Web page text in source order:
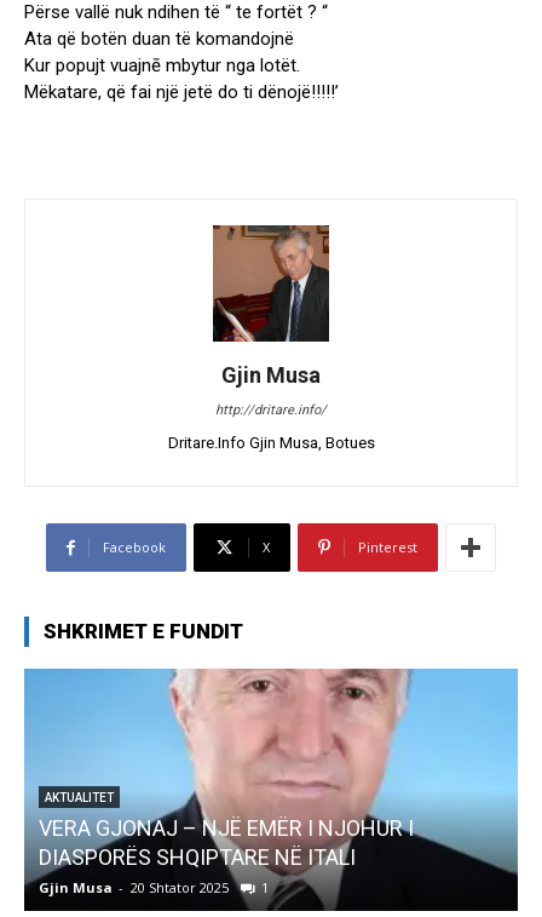
Përse vallë nuk ndihen të “ te fortët ? “
Ata që botën duan të komandojnë
Kur popujt vuajnē mbytur nga lotët.
Mëkatare, që fai një jetë do ti dënojë!!!!!’
Gjin Musa
http://dritare.info/
Dritare.Info Gjin Musa, Botues
Facebook X Pinterest
SHKRIMET E FUNDIT
AKTUALITET
VERA GJONAJ – NJË EMËR I NJOHUR I
DIASPORËS SHQIPTARE NË ITALI
Gjin Musa - 20 Shtator 2025 1